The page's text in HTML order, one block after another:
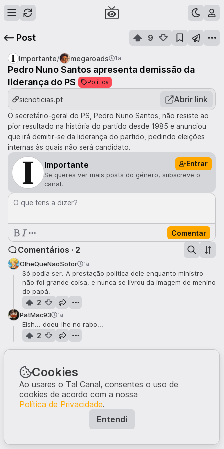
Post 9
Importante/ megaroads 1a
Pedro Nuno Santos apresenta demissão da
liderança do PS
Política
sicnoticias.pt Abrir link
O secretário-geral do PS, Pedro Nuno Santos, não resiste ao
pior resultado na história do partido desde 1985 e anunciou
que irá demitir-se da liderança do partido, pedindo eleições
internas às quais não será candidato.
Importante Entrar
Se queres ver mais posts do género, subscreve o
canal.
O que tens a dizer?
Comentar
Comentários · 2
OlheQueNaoSotor 1a
Só podia ser. A prestação política dele enquanto ministro
não foi grande coisa, e nunca se livrou da imagem de menino
do papá.
2
PatMac93 1a
Eish... doeu-lhe no rabo...
2
Cookies
Ao usares o Tal Canal, consentes o uso de
cookies de acordo com a nossa
Política de Privacidade.
Entendi